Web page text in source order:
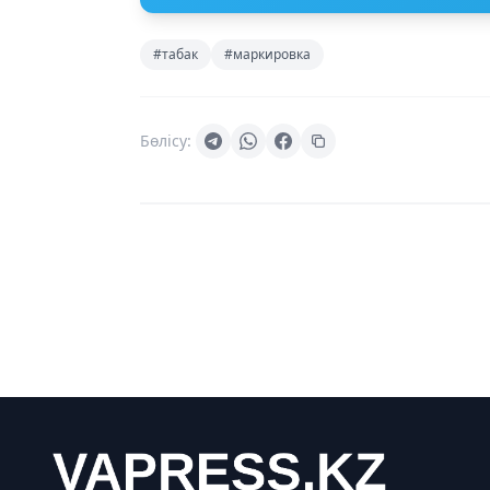
#табак #маркировка
Бөлісу: